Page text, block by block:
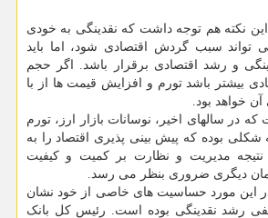
این نکته هم توجه داشت که نقدینگی به خودی
تواند سبب گردش اقتصادی شود، اما باید
و رشد اقتصادی برقرار باشد. اگر حجم
بیشتر باشد تورم و افزایش قیمت ها از با
خواهد بود.
در سالهای اخیر، نوسانات بازار ارز، تورم
بوده که پیش بینی پذیری اقتصاد را به
مدیریت و نظارت بر کمیت و کیفیت
دیگری ضروری بنظر می رسد.
این مورد حساسیت های خاصی از خود نشان
رشد نقدینگی بوده است. رئیس کل بانک